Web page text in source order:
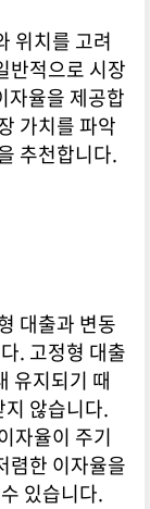
위치를 고려
반적으로 시장
자율을 제공합
가치를 파악
추천합니다.
대출과 변동
. 고정형 대출
유지되기 때
않습니다.
자율이 주기
렴한 이자율을
있습니다.